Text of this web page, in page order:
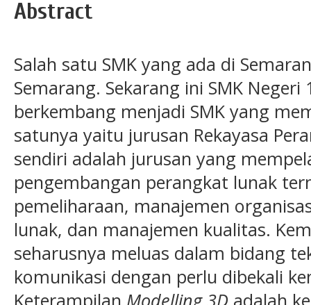
Abstract
Salah satu SMK yang ada di
Semarang. Sekarang ini SMK Negeri
berkembang menjadi SMK yang
satunya yaitu jurusan Rekayasa
sendiri adalah jurusan yang
pengembangan perangkat lunak
pemeliharaan, manajemen
lunak, dan manajemen kualitas.
seharusnya meluas dalam bidang
komunikasi dengan perlu dibekali
Keterampilan Modelling 3D adalah